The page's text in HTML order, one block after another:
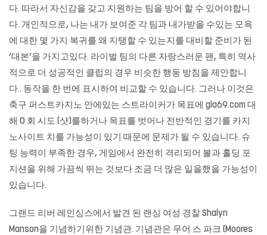
다. 따라서 자신감을 갖고 지원하는 팀을 방어 할 수 있어야합니
다. 개인적으로, 나는 내가 보여준 각 팀과 내가받을 수있는 모욕
에 대한 몇 가지 복귀를 왜 지탱할 수 있는지를 대비할 준비가 된
‘대본’을 가지고있다. 라이벌 팀의 다른 자랑스러운 팬, 특히 역사
적으로 더 성공적인 클럽의 경우 비슷한 행동 방침을 제안합니
다.. 동작을 한 번에 표시하여 비교할 수 있습니다. 그러나 이것은
축구 퍼스트카지노 안에있는 스트라이커가 목표에 gla69.com 대
해 0 회 시도 (샷)를하거나 목표를 벗어나 전반적인 경기를 카지
노사이트 치를 가능성이 있기 때문에 문제가 될 수 있습니다. 슈
팅 능력이 부족한 경우, 게임에서 완전히 격리되어 볼과 홀딩 포
지션을 위해 가끔씩 뛰는 것보다 조금 더 많은 일을했을 가능성이
있습니다.
그랜드 리버 레인싱스에서 발견 된 랜싱 여성 경찰 Shalyn
Manson을 기념하기위한 기념관. 기념관은 무어 스 파크 (Moores